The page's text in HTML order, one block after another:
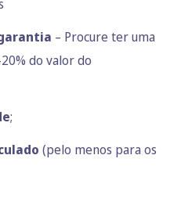
– Procure ter uma
do valor do
;
(pelo menos para os